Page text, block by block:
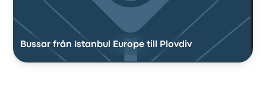
Bussar från Istanbul Europe till Plovdiv